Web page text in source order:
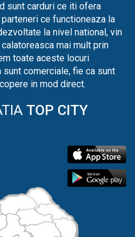
sunt carduri ce iti ofera
ce functioneaza la
la nivel national, vin
mai mult prin
toate aceste locuri
comerciale, fie ca sunt
in mod direct.
TOP CITY